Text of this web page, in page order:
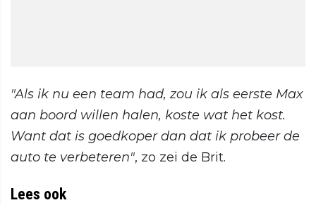
"Als ik nu een team had, zou ik als eerste Max
aan boord willen halen, koste wat het kost.
Want dat is goedkoper dan dat ik probeer de
auto te verbeteren", zo zei de Brit.
Lees ook